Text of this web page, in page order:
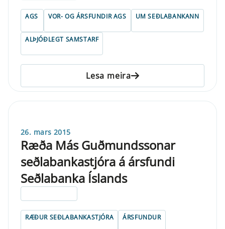
AGS VOR- OG ÁRSFUNDIR AGS UM SEÐLABANKANN
ALÞJÓÐLEGT SAMSTARF
Lesa meira
26. mars 2015
Ræða Más Guðmundssonar
seðlabankastjóra á ársfundi
Seðlabanka Íslands
RÆÐUR SEÐLABANKASTJÓRA ÁRSFUNDUR